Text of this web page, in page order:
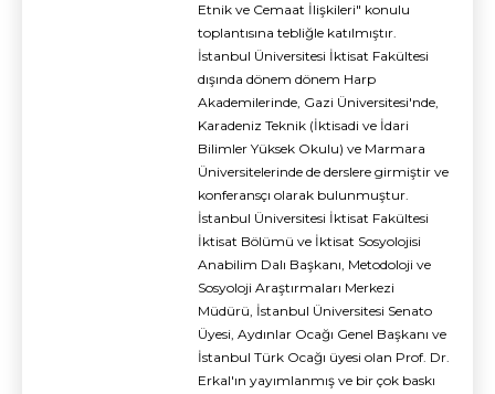
Etnik ve Cemaat İlişkileri" konulu
toplantısına tebliğle katılmıştır.
İstanbul Üniversitesi İktisat Fakültesi
dışında dönem dönem Harp
Akademilerinde, Gazi Üniversitesi'nde,
Karadeniz Teknik (İktisadi ve İdari
Bilimler Yüksek Okulu) ve Marmara
Üniversitelerinde de derslere girmiştir ve
konferansçı olarak bulunmuştur.
İstanbul Üniversitesi İktisat Fakültesi
İktisat Bölümü ve İktisat Sosyolojisi
Anabilim Dalı Başkanı, Metodoloji ve
Sosyoloji Araştırmaları Merkezi
Müdürü, İstanbul Üniversitesi Senato
Üyesi, Aydınlar Ocağı Genel Başkanı ve
İstanbul Türk Ocağı üyesi olan Prof. Dr.
Erkal'ın yayımlanmış ve bir çok baskı